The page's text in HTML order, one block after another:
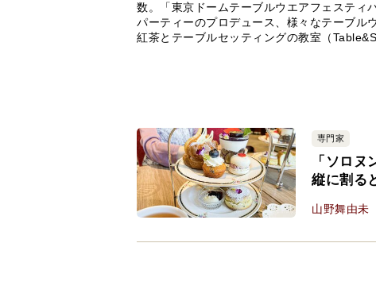
数。「東京ドームテーブルウエアフェスティ
パーティーのプロデュース、様々なテーブル
紅茶とテーブルセッティングの教室（
専門家
「ソロ
縦に割る
山野舞由未